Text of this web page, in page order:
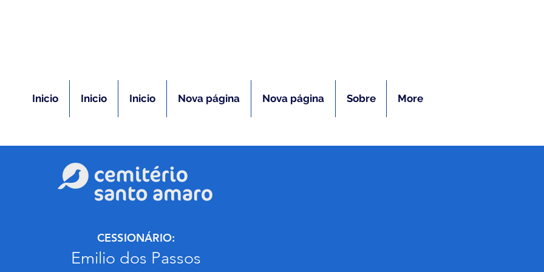
Inicio Inicio Inicio Nova página Nova página Sobre More
CESSIONÁRIO:
Emilio dos Passos